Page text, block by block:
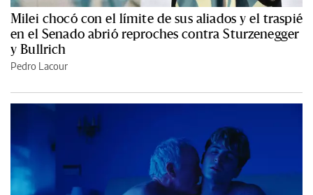
Milei chocó con el límite de sus aliados y el traspié
en el Senado abrió reproches contra Sturzenegger
y Bullrich
Pedro Lacour